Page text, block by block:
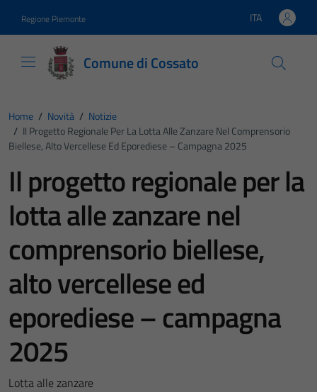
Regione Piemonte Lingua attiva:
ITA
Comune di Cossato
Home / Novità / Notizie
/ Il Progetto Regionale Per La Lotta Alle Zanzare Nel Comprensorio
Biellese, Alto Vercellese Ed Eporediese – Campagna 2025
Il progetto regionale per la
lotta alle zanzare nel
comprensorio biellese,
alto vercellese ed
eporediese – campagna
2025
Lotta alle zanzare